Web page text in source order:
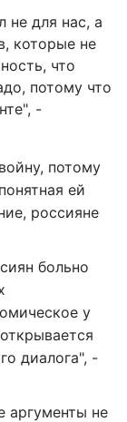
не для нас, а
которые не
что
потому что
-
потому
ей
россияне
больно
у
диалога", -
аргументы не